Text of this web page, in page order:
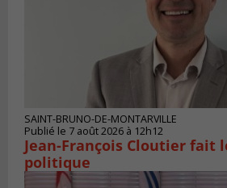
SAINT-BRUNO-DE-MONTARVILLE
Publié le 7 août 2026 à 12h12
Jean-François Cloutier fait
politique